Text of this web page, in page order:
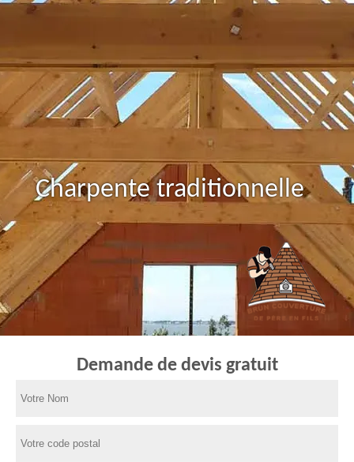
Charpente traditionnelle
Demande de devis gratuit